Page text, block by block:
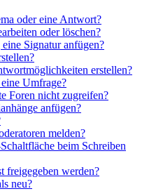
oder eine Antwort?
oder löschen?
Signatur anfügen?
erstellen?
Umfrage?
Foren nicht zugreifen?
anfügen?
melden?
beim Schreiben
freigegeben werden?
neu?